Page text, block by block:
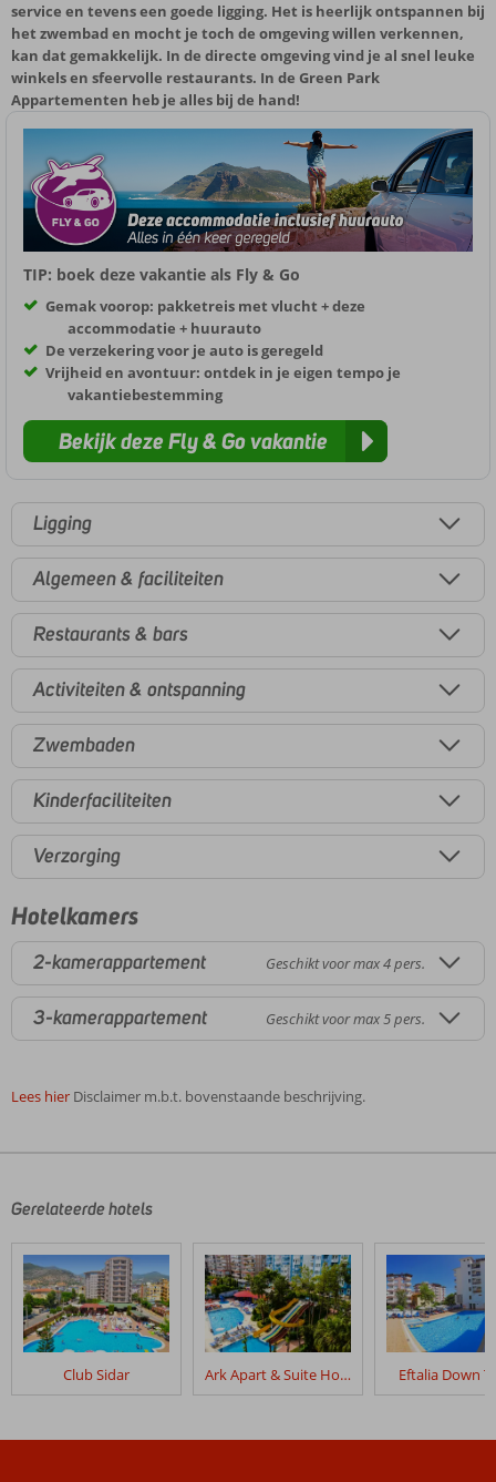
service en tevens een goede ligging. Het is heerlijk ontspannen bij
het zwembad en mocht je toch de omgeving willen verkennen,
kan dat gemakkelijk. In de directe omgeving vind je al snel leuke
winkels en sfeervolle restaurants. In de Green Park
Appartementen heb je alles bij de hand!
TIP: boek deze vakantie als Fly & Go
Gemak voorop: pakketreis met vlucht + deze
accommodatie + huurauto
De verzekering voor je auto is geregeld
Vrijheid en avontuur: ontdek in je eigen tempo je
vakantiebestemming
Bekijk deze Fly & Go vakantie
Ligging
Algemeen & faciliteiten
Restaurants & bars
Activiteiten & ontspanning
Zwembaden
Kinderfaciliteiten
Verzorging
Hotelkamers
2-kamerappartement Geschikt voor max 4 pers.
3-kamerappartement Geschikt voor max 5 pers.
Lees hier Disclaimer m.b.t. bovenstaande beschrijving.
door
klanten
geschreven
na
hun
verblijf
Gerelateerde hotels
Club Sidar Ark Apart & Suite Hotel Eftalia Down